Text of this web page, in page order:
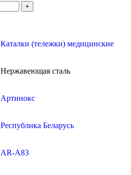
Каталки (тележки) медицинские
Нержавеющая сталь
Артинокс
Республика Беларусь
AR-A83